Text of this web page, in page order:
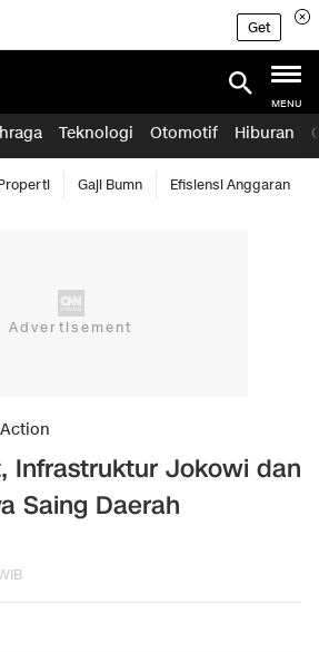
Get
MENU
Teknologi Otomotif Hiburan
Gaji Bumn Efisiensi Anggaran
Infrastruktur Jokowi dan
Saing Daerah